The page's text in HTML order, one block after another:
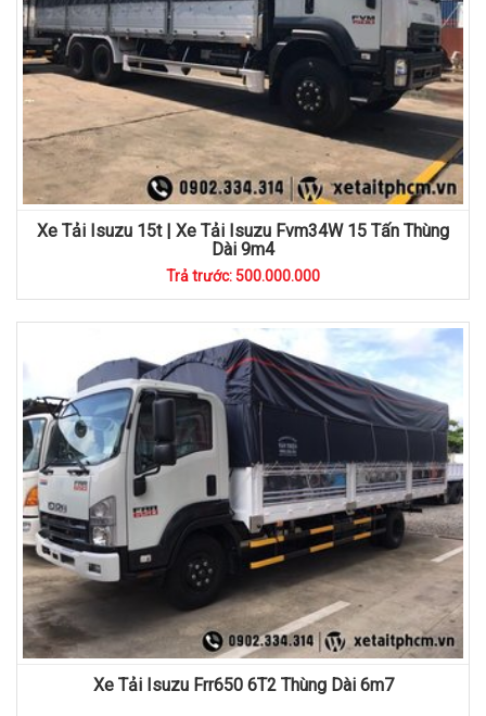
Xe Tải Isuzu 15t | Xe Tải Isuzu Fvm34W 15 Tấn Thùng
Dài 9m4
Trả trước: 500.000.000
Xe Tải Isuzu Frr650 6T2 Thùng Dài 6m7